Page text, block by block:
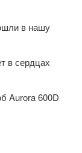
в нашу
в сердцах
Aurora 600D